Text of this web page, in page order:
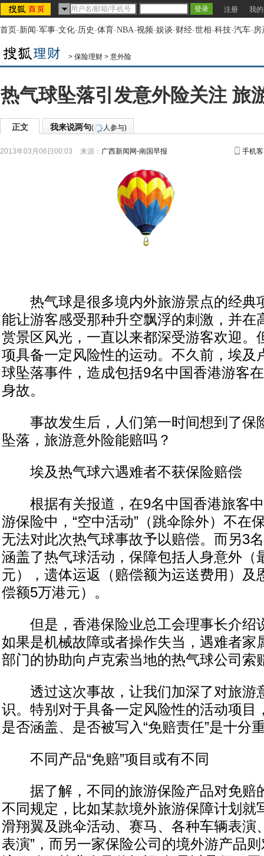
注册 我
首页-新闻-军事-文化-历史-体育-NBA-视频-娱谈-财经-世相-科技-汽车-房
> 保险理财 > 意外险
热气球坠落引发意外险关注 旅
正文 我来说两句( 人参与)
2013年03月06日00:03 来源： 广西新闻网-南国早报 手机
热气球是很多境内外旅游景点的经典
能让游客感受那种升空飘浮的刺激，并在
赏景区风光，一直以来都深受游客欢迎。
项具备一定风险性的运动。不久前，埃及
球坠落事件，造成包括9名中国香港游客
身故。
事故发生后，人们第一时间想到了保
坠落，旅游意外险能赔吗？
埃及热气球六遇难者不获保险赔偿
根据有关报道，在9名中国香港旅客中
游保险中，“空中活动”（跳伞除外）不在
无法对此次热气球事故予以赔偿。而另3
涵盖了热气球活动，保障包括人身意外（
元），遗体运返（赔偿额为运送费用）及
偿额5万港元）。
但是，香港保险业总工会理事长介绍
如果是机械故障或者操作失当，遇难者家
部门的协助向卢克索当地的热气球公司索
透过这次事故，让我们加深了对旅游
识。特别对于具备一定风险性的活动项目
是否涵盖、是否被写入“免赔责任”是十分
不同产品“免赔”项目或有不同
据了解，不同的旅游保险产品对免赔
不同规定，比如某款境外旅游保障计划就
滑翔翼及跳伞活动、赛马、各种车辆表演
表演”，而另一家保险公司的境外游产品